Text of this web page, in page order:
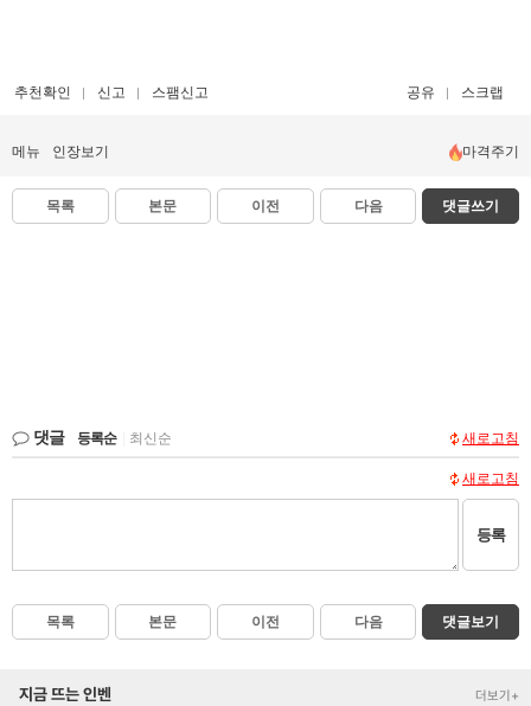
추천확인 신고 스팸신고 공유 스크랩
메뉴 인장보기 마격주기
목록 본문 이전 다음 댓글쓰기
댓글 등록순 최신순 새로고침
새로고침
등록
목록 본문 이전 다음 댓글보기
지금 뜨는 인벤 더보기+